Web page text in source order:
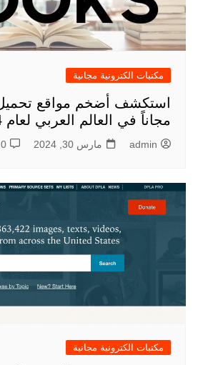
مكتبات الكترونية مجانية
مجاناً في العالم العربي لعام 2024
admin مارس 30, 2024 0
مكتبات الكترونية مجانية